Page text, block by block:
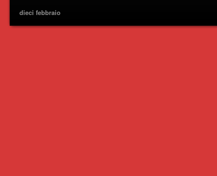
dieci febbraio